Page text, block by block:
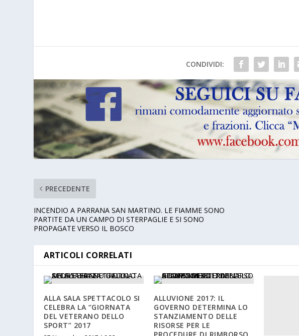
CONDIVIDI:
PRECEDENTE
INCENDIO A PARRANA SAN MARTINO. LE FIAMME SONO
PARTITE DA UN CAMPO DI STERPAGLIE E SI SONO
PROPAGATE VERSO IL BOSCO
ARTICOLI CORRELATI
ALLA SALA SPETTACOLO SI
CELEBRA LA “GIORNATA
DEL VETERANO DELLO
SPORT” 2017
ALLUVIONE 2017: IL
GOVERNO DETERMINA LO
STANZIAMENTO DELLE
RISORSE PER LE